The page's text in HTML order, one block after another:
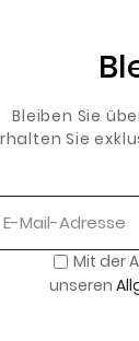
Bleiben Sie
Sie
Mit der
unseren